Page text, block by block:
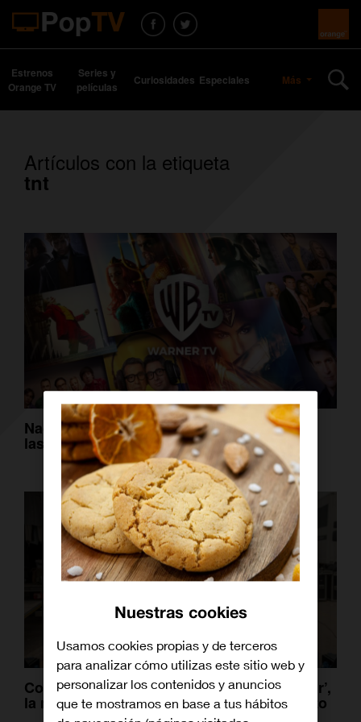
Estrenos
Orange TV
Series y
películas
Curiosidades Especiales Más
Artículos con la etiqueta
tnt
Nace Warner TV: Puro entretenimiento con
las mejores series y películas
Conocemos a fondo ‘No me gusta conducir’,
la nueva serie de TNT con Juan Diego Botto
Nuestras cookies
Usamos cookies propias y de terceros
para analizar cómo utilizas este sitio web y
personalizar los contenidos y anuncios
que te mostramos en base a tus hábitos